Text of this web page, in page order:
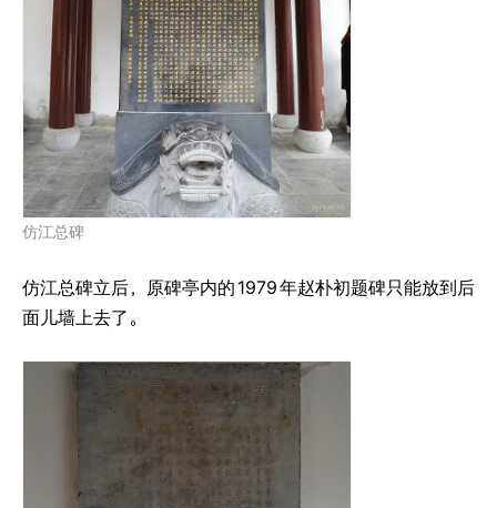
仿江总碑
仿江总碑立后，原碑亭内的 1979年赵朴初题碑只能放到后
面儿墙上去了。